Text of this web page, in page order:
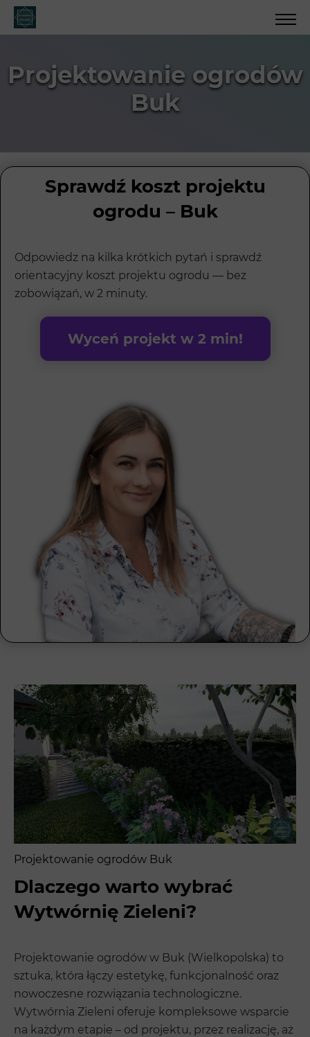
Projektowanie ogrodów
Buk
Sprawdź koszt projektu
ogrodu – Buk
Odpowiedz na kilka krótkich pytań i sprawdź
orientacyjny koszt projektu ogrodu — bez
zobowiązań, w 2 minuty.
Wyceń projekt w 2 min!
Projektowanie ogrodów Buk
Dlaczego warto wybrać
Wytwórnię Zieleni?
Projektowanie ogrodów w Buk (Wielkopolska) to
sztuka, która łączy estetykę, funkcjonalność oraz
nowoczesne rozwiązania technologiczne.
Wytwórnia Zieleni oferuje kompleksowe wsparcie
na każdym etapie – od projektu, przez realizację, aż